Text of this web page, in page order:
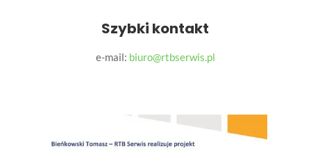
Szybki kontakt
e-mail: biuro@rtbserwis.pl